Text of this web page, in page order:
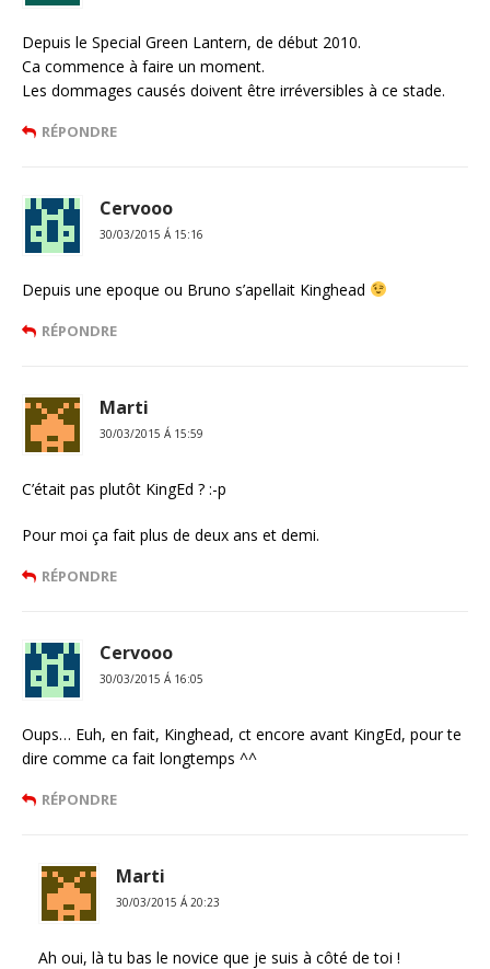
Depuis le Special Green Lantern, de début 2010.
Ca commence à faire un moment.
Les dommages causés doivent être irréversibles à ce stade.
RÉPONDRE
Cervooo
30/03/2015 Á 15:16
Depuis une epoque ou Bruno s’apellait Kinghead
RÉPONDRE
Marti
30/03/2015 Á 15:59
C’était pas plutôt KingEd ? :-p
Pour moi ça fait plus de deux ans et demi.
RÉPONDRE
Cervooo
30/03/2015 Á 16:05
Oups… Euh, en fait, Kinghead, ct encore avant KingEd, pour te
dire comme ca fait longtemps ^^
RÉPONDRE
Marti
30/03/2015 Á 20:23
Ah oui, là tu bas le novice que je suis à côté de toi !